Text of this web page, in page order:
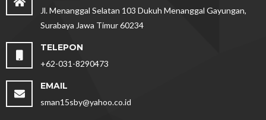
Jl. Menanggal Selatan 103 Dukuh Menanggal Gayungan,
Surabaya Jawa Timur 60234
TELEPON
+62-031-8290473
EMAIL
sman15sby@yahoo.co.id